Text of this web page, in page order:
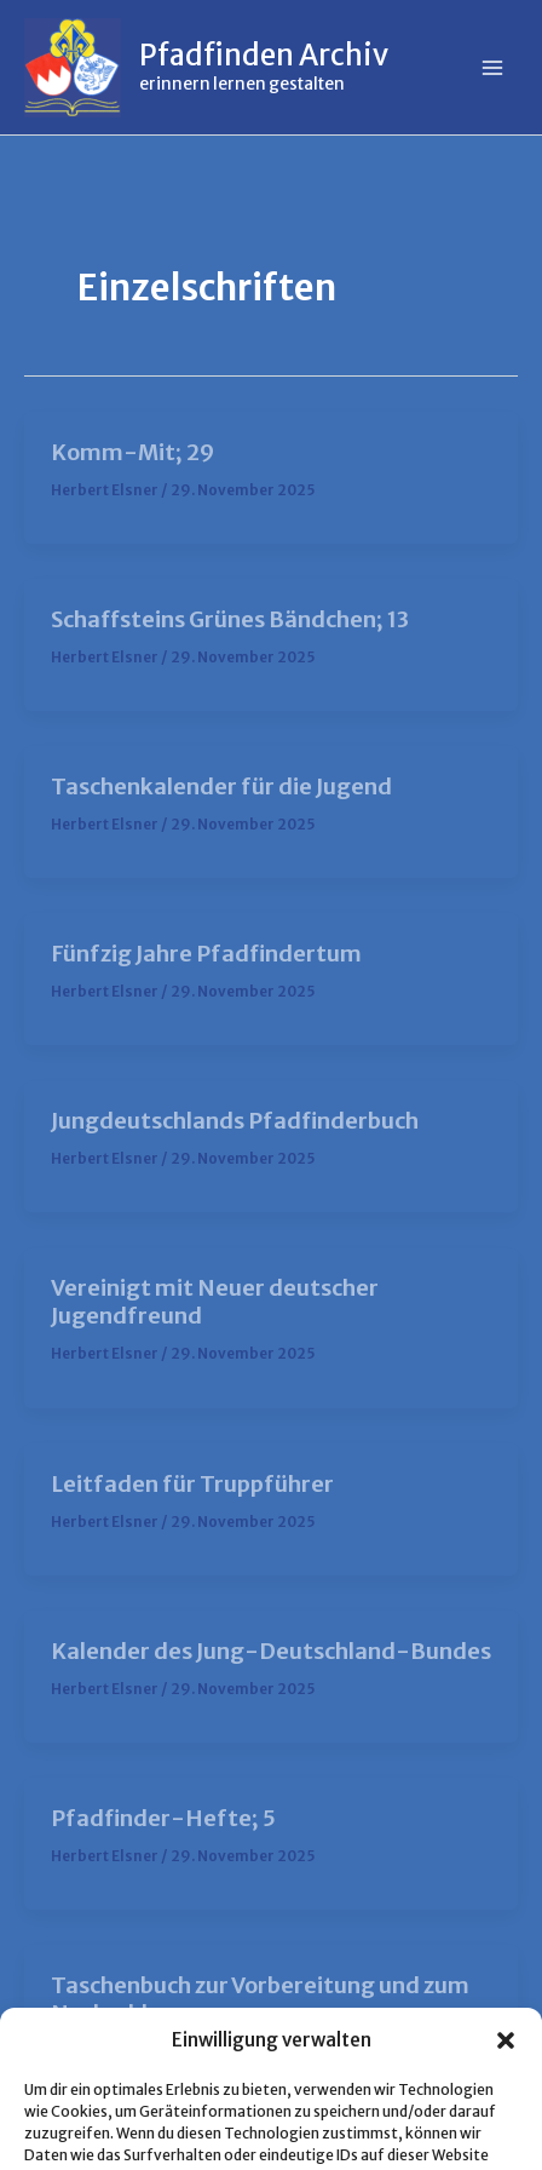
Einwilligung verwalten
Um dir ein optimales Erlebnis zu bieten, verwenden wir Technologien
wie Cookies, um Geräteinformationen zu speichern und/oder darauf
zuzugreifen. Wenn du diesen Technologien zustimmst, können wir
Daten wie das Surfverhalten oder eindeutige IDs auf dieser Website
springen
springen
Pfadfinden Archiv
erinnern lernen gestalten
Einzelschriften
Komm-Mit; 29
Herbert Elsner / 29. November 2025
Schaffsteins Grünes Bändchen; 13
Herbert Elsner / 29. November 2025
Taschenkalender für die Jugend
Herbert Elsner / 29. November 2025
Fünfzig Jahre Pfadfindertum
Herbert Elsner / 29. November 2025
Jungdeutschlands Pfadfinderbuch
Herbert Elsner / 29. November 2025
Vereinigt mit Neuer deutscher
Jugendfreund
Herbert Elsner / 29. November 2025
Leitfaden für Truppführer
Herbert Elsner / 29. November 2025
Kalender des Jung-Deutschland-Bundes
Herbert Elsner / 29. November 2025
Pfadfinder-Hefte; 5
Herbert Elsner / 29. November 2025
Taschenbuch zur Vorbereitung und zum
Nachschlagen
29. November 2025